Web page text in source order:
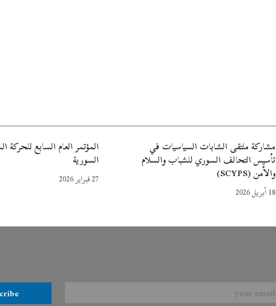
مشاركة ملتقى الشابات السياسيات في
تأسيس التحالف السوري للشباب والسلام
والأمن (SCYPS)
18 أبريل 2026
المؤتمر العام السابع للحركة
السورية
27 فبراير 2026